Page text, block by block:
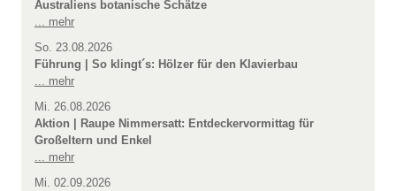
Australiens botanische Schätze
... mehr
So. 23.08.2026
Führung | So klingt´s: Hölzer für den Klavierbau
... mehr
Mi. 26.08.2026
Aktion | Raupe Nimmersatt: Entdeckervormittag für
Großeltern und Enkel
... mehr
Mi. 02.09.2026